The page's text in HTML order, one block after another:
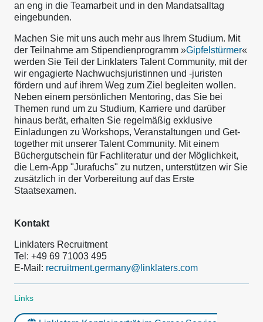
an eng in die Teamarbeit und in den Mandatsalltag
eingebunden.
Machen Sie mit uns auch mehr aus Ihrem Studium. Mit
der Teilnahme am Stipendienprogramm »Gipfelstürmer«
werden Sie Teil der Linklaters Talent Community, mit der
wir engagierte Nachwuchsjuristinnen und -juristen
fördern und auf ihrem Weg zum Ziel begleiten wollen.
Neben einem persönlichen Mentoring, das Sie bei
Themen rund um zu Studium, Karriere und darüber
hinaus berät, erhalten Sie regelmäßig exklusive
Einladungen zu Workshops, Veranstaltungen und Get-
together mit unserer Talent Community. Mit einem
Büchergutschein für Fachliteratur und der Möglichkeit,
die Lern-App "Jurafuchs" zu nutzen, unterstützen wir Sie
zusätzlich in der Vorbereitung auf das Erste
Staatsexamen.
Kontakt
Linklaters Recruitment
Tel: +49 69 71003 495
E-Mail: recruitment.germany@linklaters.com
Links